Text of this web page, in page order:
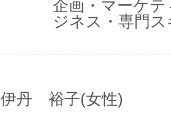
企画・マーケ
ジネス・専門
伊丹 裕子(女性)